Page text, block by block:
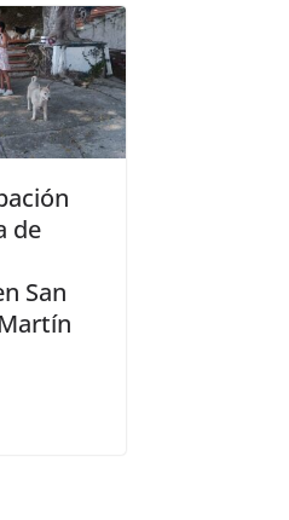
de
San